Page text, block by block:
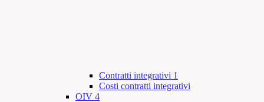
Contratti integrativi 1
Costi contratti integrativi
OIV 4